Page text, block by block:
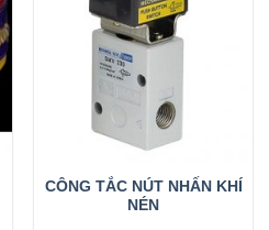
CÔNG TẮC NÚT NHẤN KHÍ
NÉN